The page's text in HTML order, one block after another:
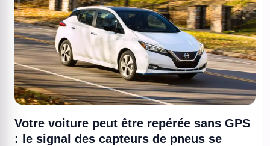
Votre voiture peut être repérée sans GPS
: le signal des capteurs de pneus se